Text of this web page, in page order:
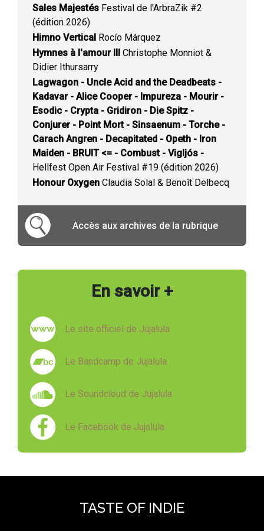
Sales Majestés Festival de l'ArbraZik #2
(édition 2026)
Himno Vertical Rocío Márquez
Hymnes à l'amour III Christophe Monniot &
Didier Ithursarry
Lagwagon - Uncle Acid and the Deadbeats -
Kadavar - Alice Cooper - Impureza - Mourir -
Esodic - Crypta - Gridiron - Die Spitz -
Conjurer - Point Mort - Sinsaenum - Torche -
Carach Angren - Decapitated - Opeth - Iron
Maiden - BRUIT <= - Combust - Vigljós -
Hellfest Open Air Festival #19 (édition 2026)
Honour Oxygen Claudia Solal & Benoît Delbecq
Accès aux archives de la rubrique
En savoir +
Le site officiel de Jujalula
Le Bandcamp de Jujalula
Le Soundcloud de Jujalula
Le Facebook de Jujalula
TASTE OF INDIE